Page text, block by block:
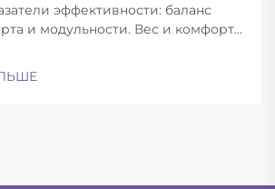
эффективности: баланс
и модульности. Вес и комфорт
находят баланс между